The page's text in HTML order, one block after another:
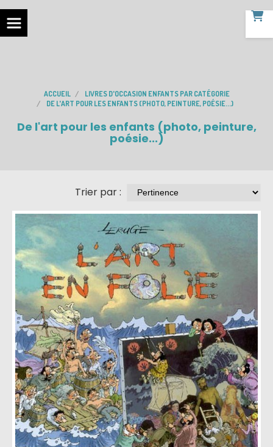
ACCUEIL
LIVRES D'OCCASION ENFANTS PAR CATÉGORIE
DE L'ART POUR LES ENFANTS (PHOTO, PEINTURE, POÉSIE...)
De l'art pour les enfants (photo, peinture,
poésie...)
Trier par :